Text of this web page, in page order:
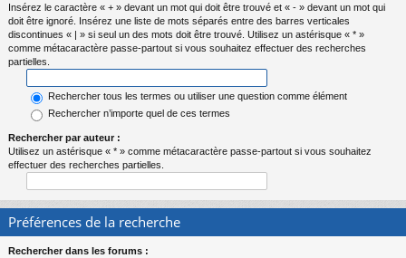
Insérez le caractère « + » devant un mot qui doit être trouvé et « - » devant un mot qui
doit être ignoré. Insérez une liste de mots séparés entre des barres verticales
discontinues « | » si seul un des mots doit être trouvé. Utilisez un astérisque « * »
comme métacaractère passe-partout si vous souhaitez effectuer des recherches
partielles.
Rechercher tous les termes ou utiliser une question comme élément
Rechercher n’importe quel de ces termes
Rechercher par auteur :
Utilisez un astérisque « * » comme métacaractère passe-partout si vous souhaitez
effectuer des recherches partielles.
Préférences de la recherche
Rechercher dans les forums :